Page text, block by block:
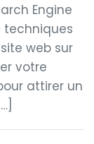
Engine
techniques
web sur
votre
attirer un